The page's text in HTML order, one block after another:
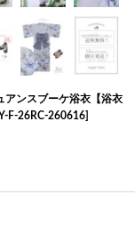
アンスブーケ浴衣【浴衣
F-26RC-260616]